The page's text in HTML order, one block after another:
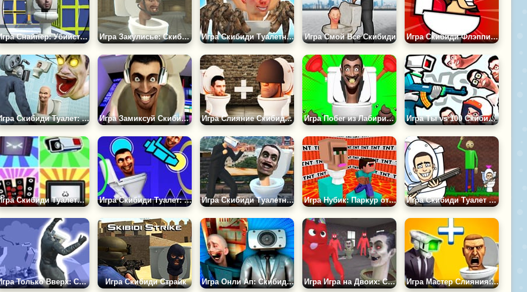
Игра Снайпер: Убийство Скибиди Игра Закулисье: Скибиди Шутер 2 Игра Скибиди Туалетный Охотник Игра Смой Все Скибиди Игра Скибиди Флэппи Мак
Игра Скибиди Туалет: Выживание 2 Игра Замиксуй Скибиди Трек Игра Слияние Скибиди: Дойди до Ученого Игра Побег из Лабиринта Скибиди Туалета Игра Ты vs 100 Скибиди Туалетов
Игра Скибиди Туалеты: Все Агенты Игра Скибиди Туалет: Геометрия Даш Унитаз Игра Скибиди Туалетная Ярость Игра Нубик: Паркур от Скибиди Туалета Игра Скибиди Туалет против Хаги Ваги 2: Школа
Игра Только Вверх: Скибиди Камерамен Игра Скибиди Страйк Игра Онли Ап: Скибиди Туалет 2 Игра Игра на Двоих: Скибиди Против Бан Бана Игра Мастер Слияния: Скибиди Боп